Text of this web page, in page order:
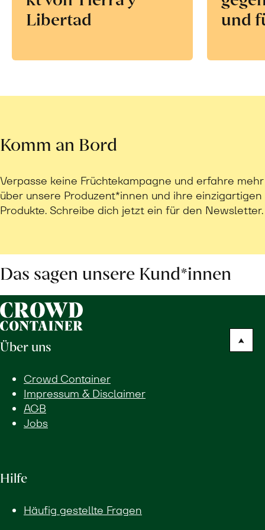
Libertad
und
Komm an Bord
Verpasse keine Früchtekampagne und erfahre mehr
über unsere Produzent*innen und ihre einzigartigen
Produkte. Schreibe dich jetzt ein für den Newsletter.
Das sagen unsere Kund*innen
Über uns
Crowd Container
Impressum & Disclaimer
AGB
Jobs
Hilfe
Häufig gestellte Fragen